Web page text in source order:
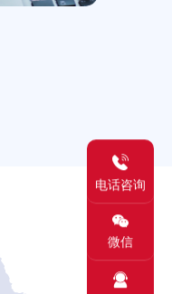
电话咨询
微信